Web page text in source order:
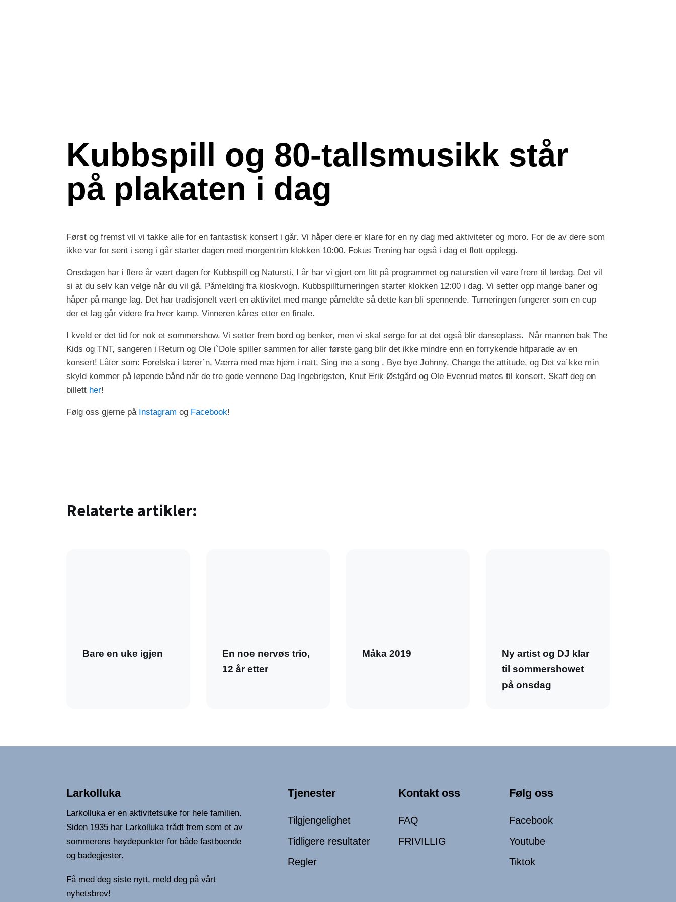
Kubbspill og 80-tallsmusikk står
på plakaten i dag
Først og fremst vil vi takke alle for en fantastisk konsert i går. Vi håper dere er klare for en ny dag med aktiviteter og moro. For de av dere som
ikke var for sent i seng i går starter dagen med morgentrim klokken 10:00. Fokus Trening har også i dag et flott opplegg.
Onsdagen har i flere år vært dagen for Kubbspill og Natursti. I år har vi gjort om litt på programmet og naturstien vil vare frem til lørdag. Det vil
si at du selv kan velge når du vil gå. Påmelding fra kioskvogn. Kubbspillturneringen starter klokken 12:00 i dag. Vi setter opp mange baner og
håper på mange lag. Det har tradisjonelt vært en aktivitet med mange påmeldte så dette kan bli spennende. Turneringen fungerer som en cup
der et lag går videre fra hver kamp. Vinneren kåres etter en finale.
I kveld er det tid for nok et sommershow. Vi setter frem bord og benker, men vi skal sørge for at det også blir danseplass. Når mannen bak The
Kids og TNT, sangeren i Return og Ole i`Dole spiller sammen for aller første gang blir det ikke mindre enn en forrykende hitparade av en
konsert! Låter som: Forelska i lærer´n, Værra med mæ hjem i natt, Sing me a song , Bye bye Johnny, Change the attitude, og Det va´kke min
skyld kommer på løpende bånd når de tre gode vennene Dag Ingebrigsten, Knut Erik Østgård og Ole Evenrud møtes til konsert. Skaff deg en
billett her!
Følg oss gjerne på Instagram og Facebook!
Relaterte artikler:
Bare en uke igjen
En noe nervøs trio,
12 år etter
Måka 2019
Ny artist og DJ klar
til sommershowet
på onsdag
Larkolluka
Larkolluka er en aktivitetsuke for hele familien.
Siden 1935 har Larkolluka trådt frem som et av
sommerens høydepunkter for både fastboende
og badegjester.
Få med deg siste nytt, meld deg på vårt
nyhetsbrev!
Tjenester
Tilgjengelighet
Tidligere resultater
Regler
Kontakt oss
FAQ
FRIVILLIG
Følg oss
Facebook
Youtube
Tiktok